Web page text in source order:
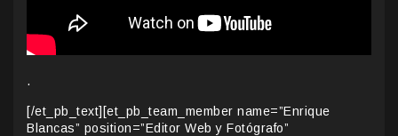
.
[/et_pb_text][et_pb_team_member name=”Enrique
Blancas” position=”Editor Web y Fotógrafo”